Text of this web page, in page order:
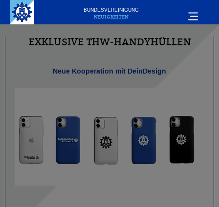
BUNDESVEREINIGUNG
NEUIGKEITEN
EXKLUSIVE THW-HANDYHÜLLEN
Neue Kooperation mit DeinDesign